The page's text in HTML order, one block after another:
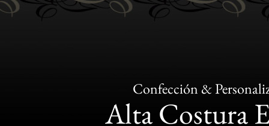
Confección &
Alta Costura